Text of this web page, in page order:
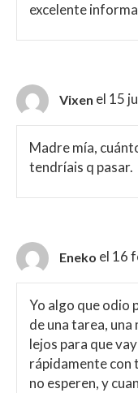
excelente
Vixen el 15
Madre mía,
tendríais q pasar.
Eneko el 16
Yo algo que odio
de una tarea, una
lejos para que
rápidamente con
no esperen, y